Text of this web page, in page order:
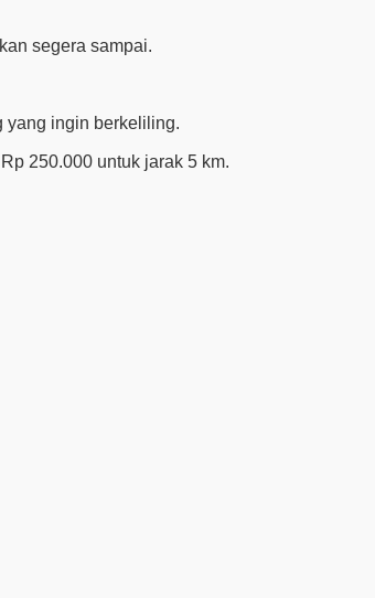
segera sampai.
yang ingin berkeliling.
250.000 untuk jarak 5 km.